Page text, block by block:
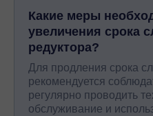
Какие меры
увеличения срока
редуктора?
Для продления срока
рекомендуется
регулярно проводить
обслуживание и